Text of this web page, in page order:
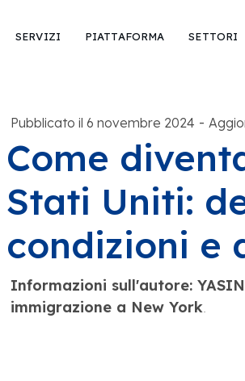
SERVIZI PIATTAFORMA SETTORI
Pubblicato il 6 novembre 2024 -
Come
Stati Uniti:
condizioni e
Informazioni sull'autore:
immigrazione a New York.